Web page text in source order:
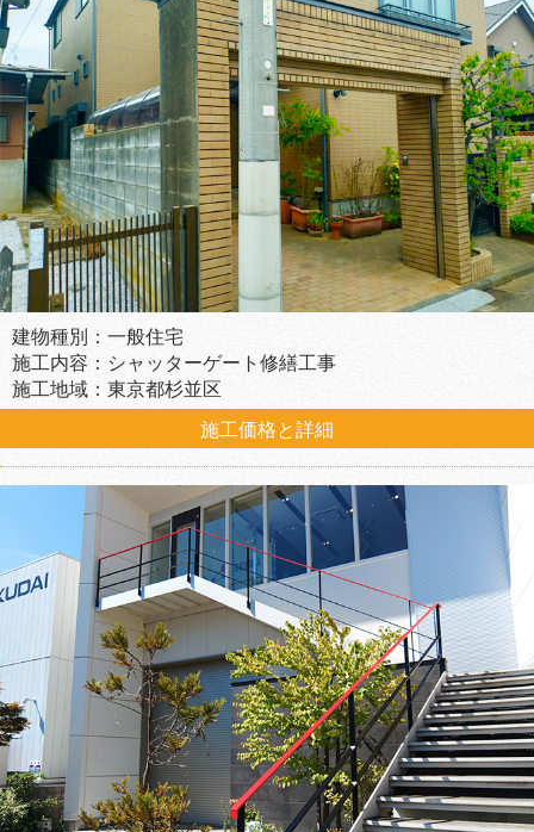
建物種別：一般住宅
施工内容：シャッターゲート修繕工事
施工地域：東京都杉並区
施工価格と詳細